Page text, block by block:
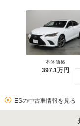
本体価格
397.1万円
ESの中古車情報を見る